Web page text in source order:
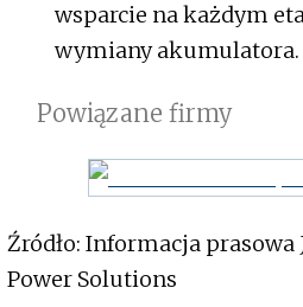
wsparcie na każdym
wymiany akumulatora.
Powiązane firmy
Źródło: Informacja prasowa
Power Solutions